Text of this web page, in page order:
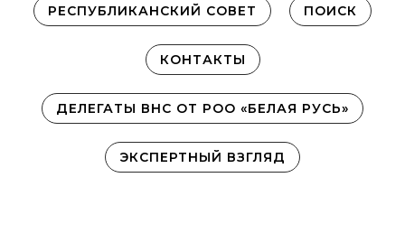
РЕСПУБЛИКАНСКИЙ СОВЕТ ПОИСК
КОНТАКТЫ
ДЕЛЕГАТЫ ВНС ОТ РОО «БЕЛАЯ РУСЬ»
ЭКСПЕРТНЫЙ ВЗГЛЯД